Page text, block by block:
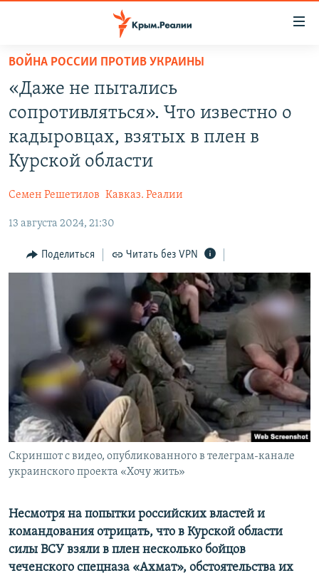
Вернуться
основному
содержанию
Вернутся
главной
Вернутся
СПЕЦПРОЕКТЫ
КАРТА ВОЕННЫХ ОБЪЕКТОВ КРЫМА
ВОДА
ИСТОРИЯ
ИНФОГРАФИКА
ТЕЛЕПРОЕКТ КРЫМ.РЕАЛИИ
СОВЕТЫ ПРАВОЗАЩИТНИКОВ
ПРОПАВШИЕ БЕЗ ВЕСТИ
ПОБЕДИТЕЛЕЙ НЕ СУДЯТ?
КРЫМ.НЕПОКОРЕННЫЙ
ELIFBE
УКРАИНСКАЯ ПРОБЛЕМА КРЫМА
КАК ОБОЙТИ БЛОКИРОВКУ
Qırımtatar
ПРИСОЕДИНЯЙТЕСЬ!
Все сайты RFE/RL
ВОЙНА РОССИИ ПРОТИВ УКРАИНЫ
«Даже не пытались
сопротивляться». Что известно о
кадыровцах, взятых в плен в
Курской области
Семен Решетилов Кавказ. Реалии
13 августа 2024, 21:30
Поделиться Читать без VPN
Скриншот с видео, опубликованного в телеграм-канале
украинского проекта «Хочу жить»
Несмотря на попытки российских властей и
командования отрицать, что в Курской области
силы ВСУ взяли в плен несколько бойцов
чеченского спецназа «Ахмат», обстоятельства их